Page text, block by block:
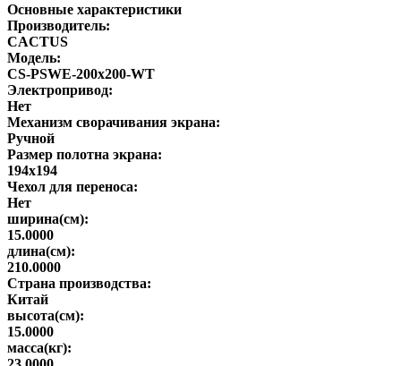
Основные характеристики
Производитель:
CACTUS
Модель:
CS-PSWE-200x200-WT
Электропривод:
Нет
Механизм сворачивания экрана:
Ручной
Размер полотна экрана:
194x194
Чехол для переноса:
Нет
ширина(см):
15.0000
длина(см):
210.0000
Страна производства:
Китай
высота(см):
15.0000
масса(кг):